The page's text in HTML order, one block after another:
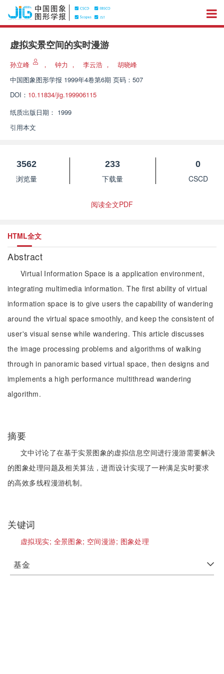
虚拟实景空间的实时漫游
孙立峰 ， 钟力 ， 李云浩 ，
胡晓峰
中国图象图形学报 1999年4卷第6期 页码：507
DOI： 10.11834/jig.199906115
纸质出版日期： 1999
引用本文
3562
浏览量
233
下载量
0
CSCD
阅读全文PDF
HTML全文
Abstract
Virtual Information Space is a application environment,
integrating multimedia information. The first ability of virtual
information space is to give users the capability of wandering
around the virtual space smoothly, and keep the consistent of
user's visual sense while wandering. This article discusses
the image processing problems and algorithms of walking
through in panoramic based virtual space, then designs and
implements a high performance multithread wandering
algorithm.
摘要
文中讨论了在基于实景图象的虚拟信息空间进行漫游需要解决
的图象处理问题及相关算法，进而设计实现了一种满足实时要求
的高效多线程漫游机制。
关键词
虚拟现实; 全景图象; 空间漫游; 图象处理
基金